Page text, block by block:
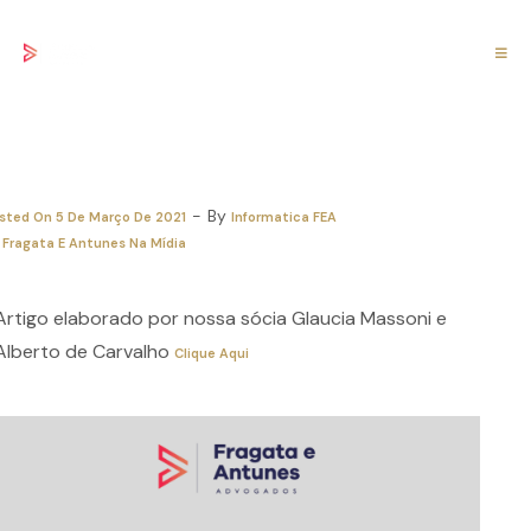
On 5 De Março De 2021 By Informatica FEA
Fragata E Antunes Na Mídia
elaborado por nossa sócia Glaucia Massoni e
de Carvalho Clique Aqui